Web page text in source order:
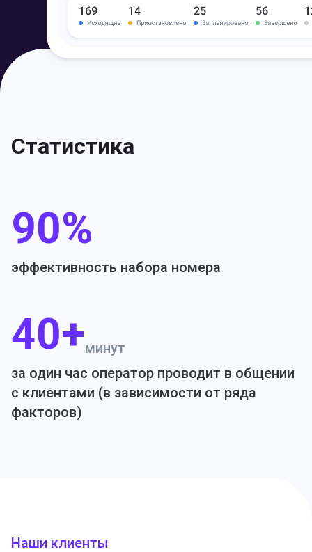
Статистика
90%
эффективность набора номера
40+минут
за один час оператор проводит в общении
с клиентами (в зависимости от ряда
факторов)
Наши клиенты